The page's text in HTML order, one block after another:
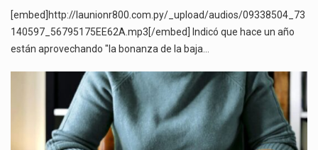
[embed]http://launionr800.com.py/_upload/audios/09338504_73
140597_56795175EE62A.mp3[/embed] Indicó que hace un año
están aprovechando "la bonanza de la baja…